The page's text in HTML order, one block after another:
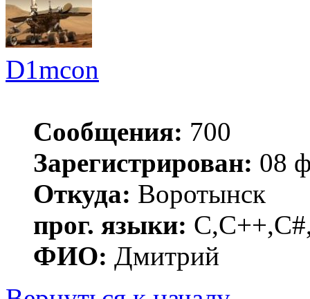
D1mcon
Сообщения: 700
Зарегистрирован: 08
Откуда: Воротынск
прог. языки:
ФИО: Дмитрий